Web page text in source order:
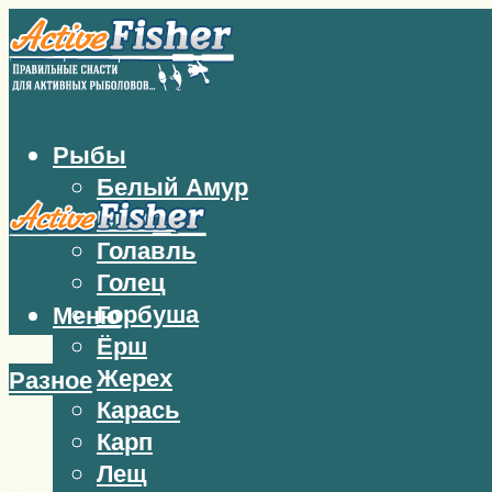
Рыбы
Белый Амур
Бычок
Голавль
Голец
Горбуша
Ёрш
Жерех
Карась
Карп
Лещ
Меню
Разное